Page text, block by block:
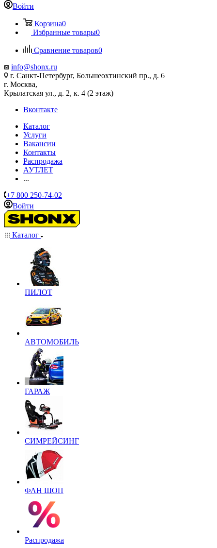
Войти
Корзина0
Избранные товары0
Сравнение товаров0
info@shonx.ru
г. Санкт-Петербург, Большеохтинский пр., д. 6
г. Москва,
Крылатская ул., д. 2, к. 4 (2 этаж)
Вконтакте
Каталог
Услуги
Вакансии
Контакты
Распродажа
АУТЛЕТ
...
+7 800 250-74-02
Войти
Каталог
ПИЛОТ
АВТОМОБИЛЬ
ГАРАЖ
СИМРЕЙСИНГ
ФАН ШОП
Распродажа